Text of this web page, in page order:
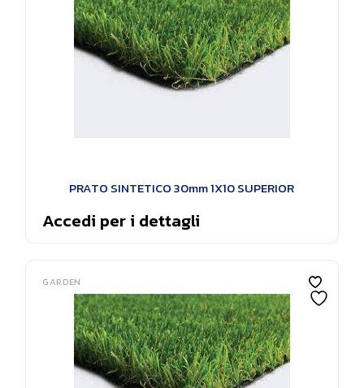
PRATO SINTETICO 30mm 1X10 SUPERIOR
Accedi per i dettagli
GARDEN